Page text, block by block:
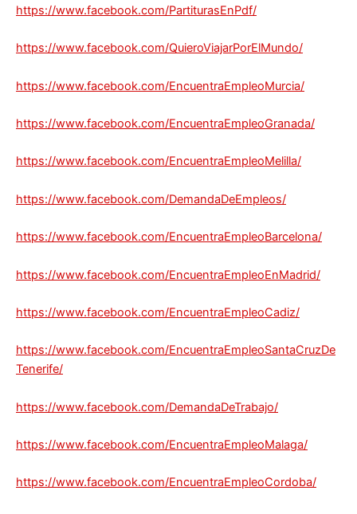
https://www.facebook.com/PartiturasEnPdf/
https://www.facebook.com/QuieroViajarPorElMundo/
https://www.facebook.com/EncuentraEmpleoMurcia/
https://www.facebook.com/EncuentraEmpleoGranada/
https://www.facebook.com/EncuentraEmpleoMelilla/
https://www.facebook.com/DemandaDeEmpleos/
https://www.facebook.com/EncuentraEmpleoBarcelona/
https://www.facebook.com/EncuentraEmpleoEnMadrid/
https://www.facebook.com/EncuentraEmpleoCadiz/
https://www.facebook.com/EncuentraEmpleoSantaCruzDe
Tenerife/
https://www.facebook.com/DemandaDeTrabajo/
https://www.facebook.com/EncuentraEmpleoMalaga/
https://www.facebook.com/EncuentraEmpleoCordoba/